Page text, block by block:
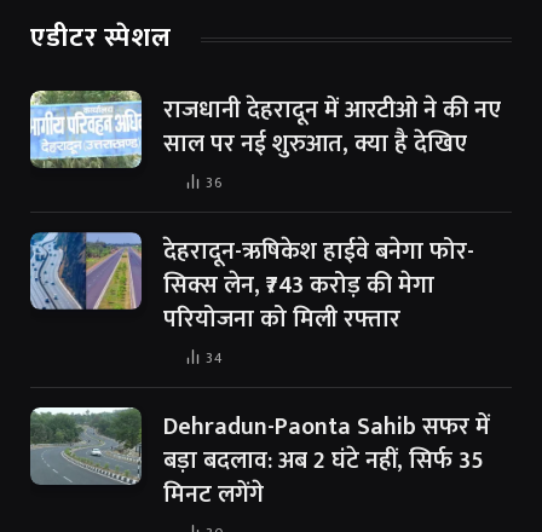
एडीटर स्पेशल
राजधानी देहरादून में आरटीओ ने की नए
साल पर नई शुरुआत, क्या है देखिए
36
देहरादून-ऋषिकेश हाईवे बनेगा फोर-
सिक्स लेन, ₹743 करोड़ की मेगा
परियोजना को मिली रफ्तार
34
Dehradun-Paonta Sahib सफर में
बड़ा बदलाव: अब 2 घंटे नहीं, सिर्फ 35
मिनट लगेंगे